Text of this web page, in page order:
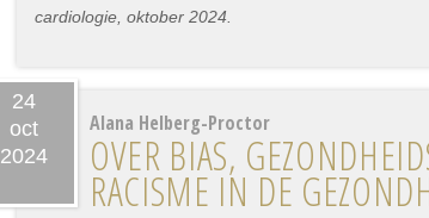
cardiologie, oktober 2024.
24
oct
2024
Alana Helberg-Proctor
OVER BIAS,
RACISME IN DE